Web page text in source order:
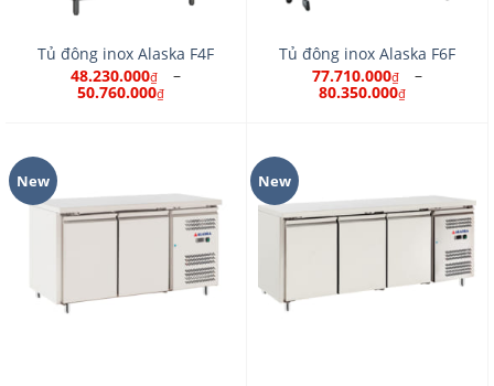
Tủ đông inox Alaska F4F
48.230.000₫
–
50.760.000₫
Tủ đông inox Alaska F6F
77.710.000₫
–
80.350.000₫
New New